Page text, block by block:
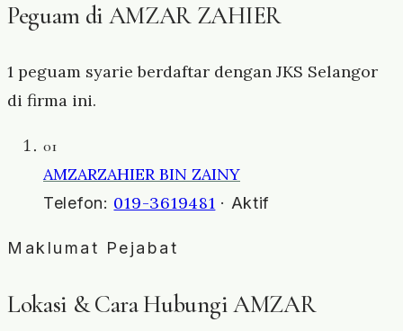
Peguam di AMZAR ZAHIER
1 peguam syarie berdaftar dengan JKS Selangor
di firma ini.
01
AMZARZAHIER BIN ZAINY
Telefon: 019-3619481 · Aktif
Maklumat Pejabat
Lokasi & Cara Hubungi AMZAR